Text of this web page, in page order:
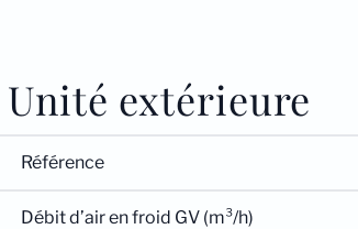
Unité extérieure
Référence
Débit d’air en froid GV (m³/h)